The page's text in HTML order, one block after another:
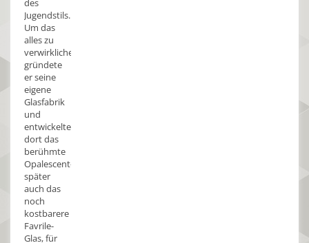
des
Jugendstils.
Um das
alles zu
verwirklichen,
gründete
er seine
eigene
Glasfabrik
und
entwickelte
dort das
berühmte
Opalescent-,
später
auch das
noch
kostbarere
Favrile-
Glas, für